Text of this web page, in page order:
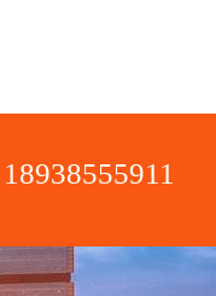
18938555911